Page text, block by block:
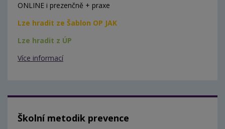
ONLINE i prezenčně + praxe
Lze hradit ze Šablon OP JAK
Lze hradit z ÚP
Více informací
Školní metodik prevence